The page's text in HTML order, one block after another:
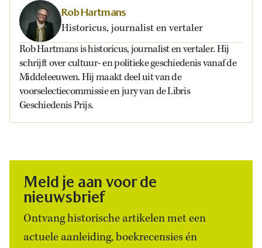
Rob Hartmans
Historicus, journalist en vertaler
Rob Hartmans is historicus, journalist en vertaler. Hij
schrijft over cultuur- en politieke geschiedenis vanaf de
Middeleeuwen. Hij maakt deel uit van de
voorselectiecommissie en jury van de Libris
Geschiedenis Prijs.
Meld je aan voor de
nieuwsbrief
Ontvang historische artikelen met een
actuele aanleiding, boekrecensies én